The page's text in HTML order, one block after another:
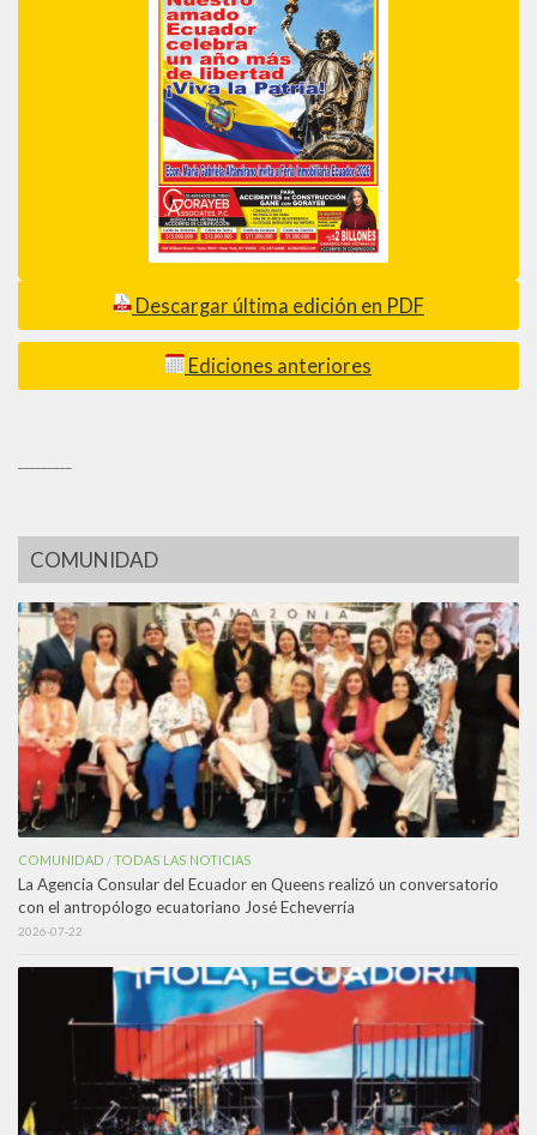
Descargar última edición en PDF
Ediciones anteriores
COMUNIDAD
COMUNIDAD /TODAS LAS NOTICIAS
La Agencia Consular del Ecuador en Queens realizó un conversatorio
con el antropólogo ecuatoriano José Echeverría
2026-07-22